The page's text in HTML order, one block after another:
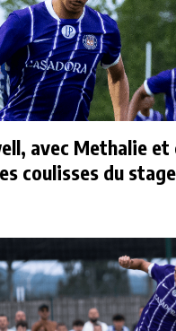
avec Methalie et
coulisses du